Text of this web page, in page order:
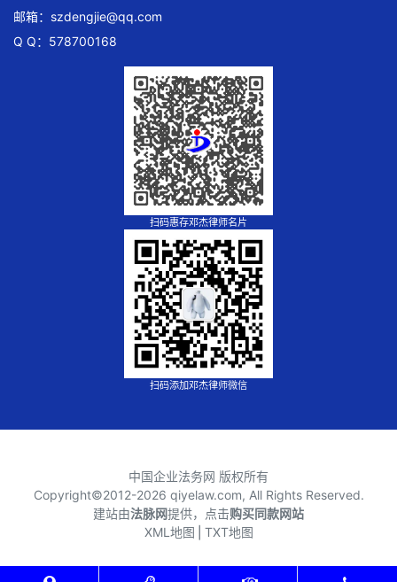
邮箱： szdengjie@qq.com
Q Q：578700168
扫码惠存邓杰律师名片
扫码添加邓杰律师微信
中国企业法务网 版权所有
Copyright©2012-2026 qiyelaw.com, All Rights Reserved.
建站由法脉网提供，点击购买同款网站
XML地图 TXT地图